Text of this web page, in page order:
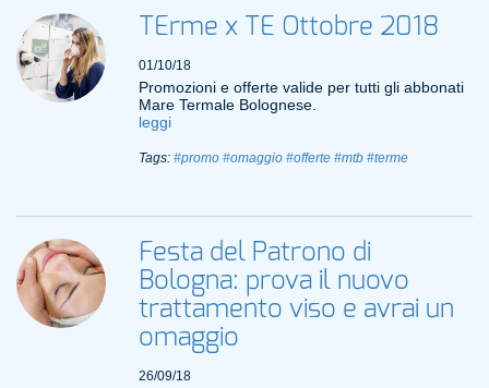
TErme x TE Ottobre 2018
01/10/18
Promozioni e offerte valide per tutti gli abbonati
Mare Termale Bolognese.
leggi
Tags: #promo #omaggio #offerte #mtb #terme
Festa del Patrono di
Bologna: prova il nuovo
trattamento viso e avrai un
omaggio
26/09/18